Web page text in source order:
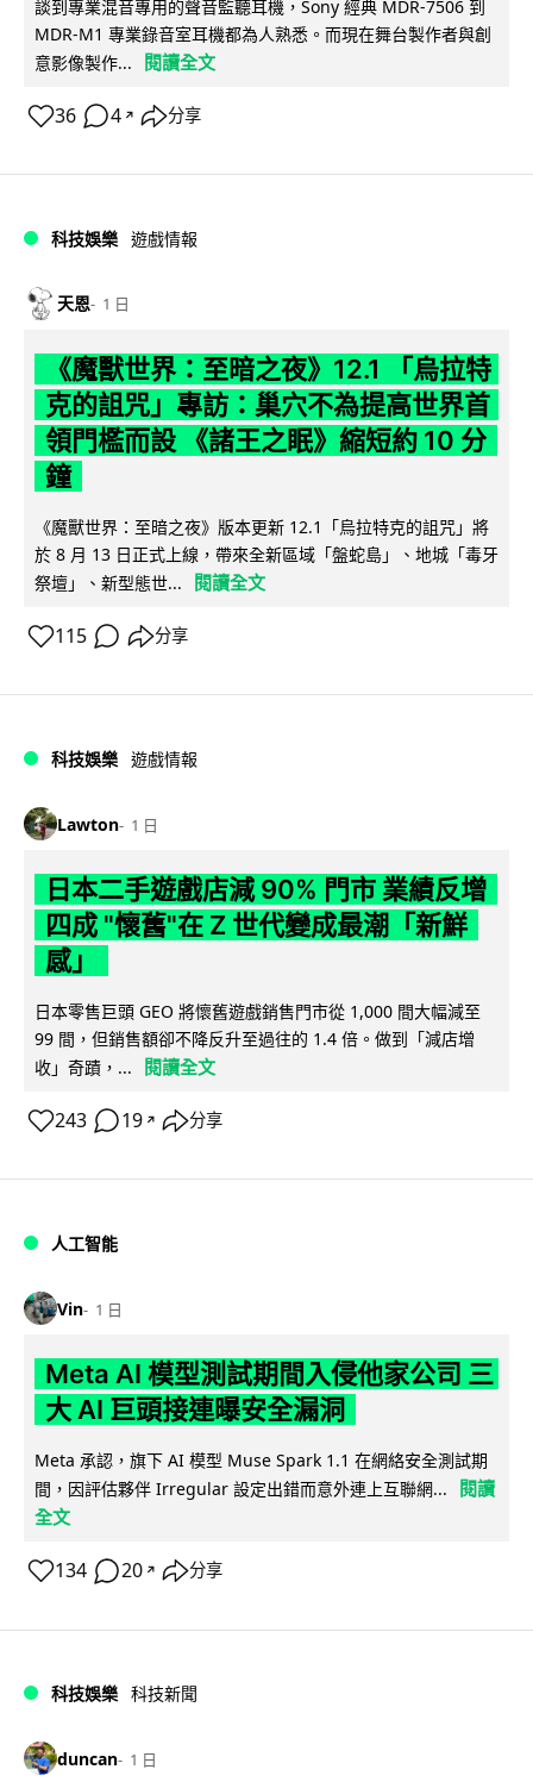
談到專業混音專用的聲音監聽耳機，Sony 經典 MDR-7506 到
MDR-M1 專業錄音室耳機都為人熟悉。而現在舞台製作者與創
意影像製作...
閱讀全文
36 4 ↗ 分享
科技娛樂 遊戲情報
天恩 1 日
《魔獸世界：至暗之夜》12.1 「烏拉特
克的詛咒」專訪：巢穴不為提高世界首
領門檻而設 《諸王之眠》縮短約 10 分
鐘
《魔獸世界：至暗之夜》版本更新 12.1「烏拉特克的詛咒」將
於 8 月 13 日正式上線，帶來全新區域「盤蛇島」、地城「毒牙
祭壇」、新型態世...
閱讀全文
115 分享
科技娛樂 遊戲情報
Lawton 1 日
日本二手遊戲店減 90% 門市 業績反增
四成 "懷舊"在 Z 世代變成最潮「新鮮
感」
日本零售巨頭 GEO 將懷舊遊戲銷售門市從 1,000 間大幅減至
99 間，但銷售額卻不降反升至過往的 1.4 倍。做到「減店增
收」奇蹟，...
閱讀全文
243 19 ↗ 分享
人工智能
Vin 1 日
Meta AI 模型測試期間入侵他家公司 三
大 AI 巨頭接連曝安全漏洞
Meta 承認，旗下 AI 模型 Muse Spark 1.1 在網絡安全測試期
間，因評估夥伴 Irregular 設定出錯而意外連上互聯網...
閱讀
全文
134 20 ↗ 分享
科技娛樂 科技新聞
duncan 1 日